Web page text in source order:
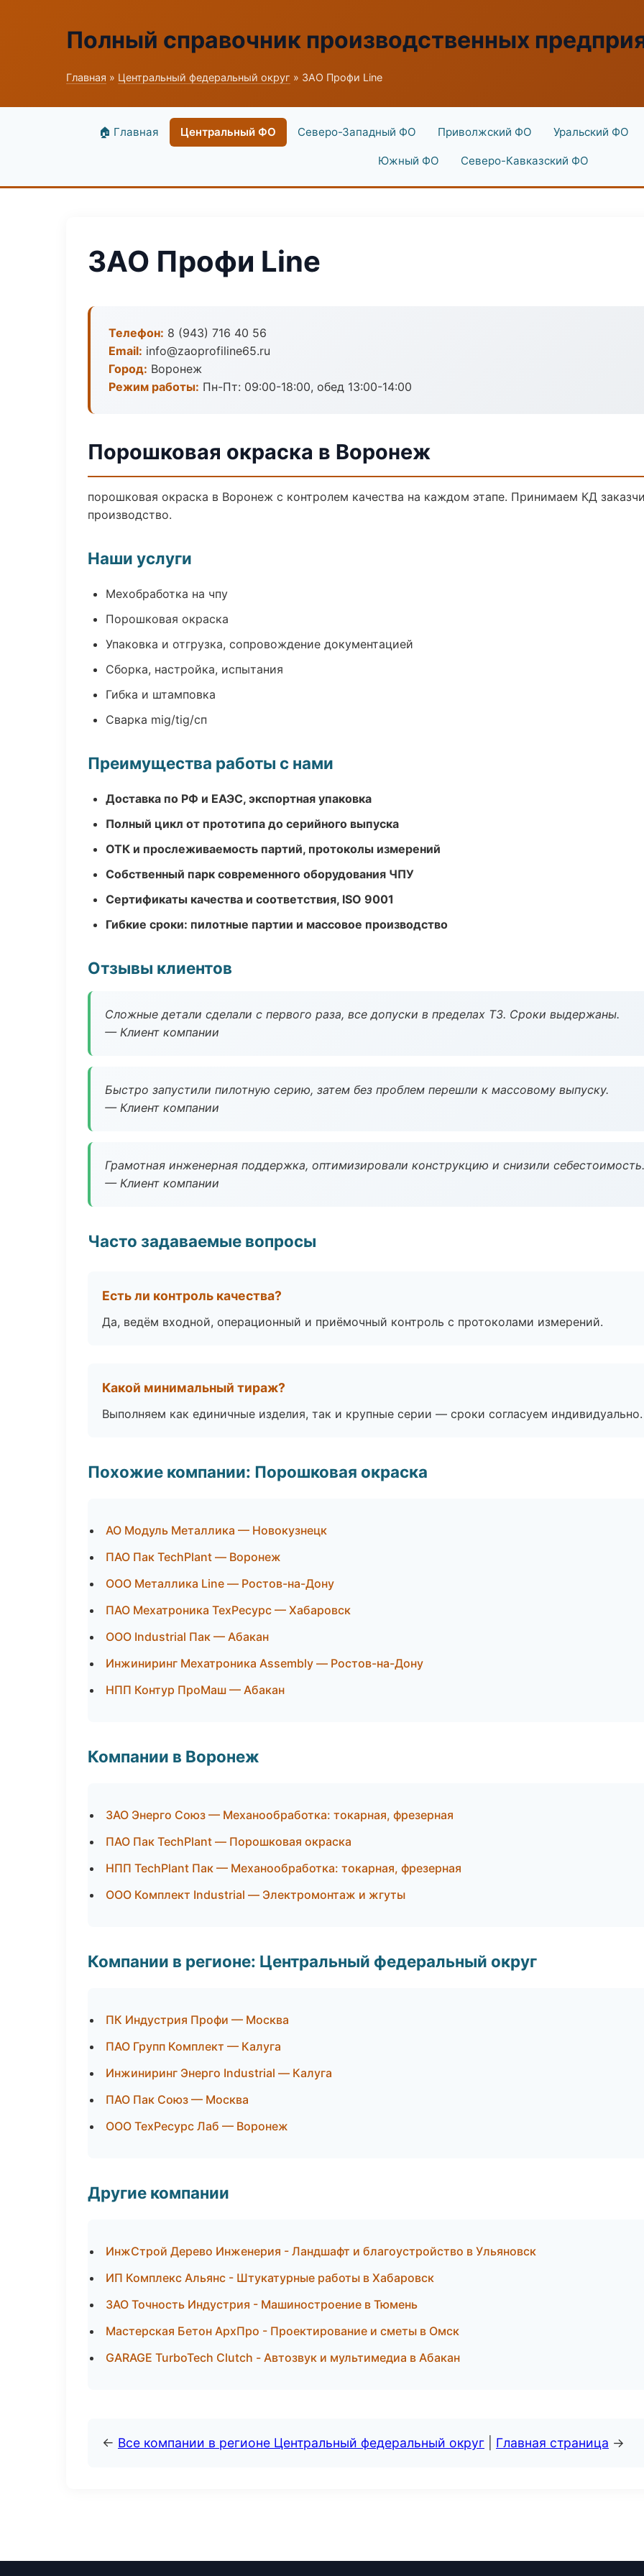
Полный справочник производственных
Главная » Центральный федеральный округ » ЗАО Профи Line
🏠 Главная Центральный ФО Северо-Западный ФО Приволжский ФО Уральский ФО
Южный ФО Северо-Кавказский ФО
ЗАО Профи Line
Телефон: 8 (943) 716 40 56
Email: info@zaoprofiline65.ru
Город: Воронеж
Режим работы: Пн-Пт: 09:00-18:00, обед 13:00-14:00
Порошковая окраска в Воронеж
порошковая окраска в Воронеж с контролем качества на каждом этапе. Принимаем КД
производство.
Наши услуги
Мехобработка на чпу
Порошковая окраска
Упаковка и отгрузка, сопровождение документацией
Сборка, настройка, испытания
Гибка и штамповка
Сварка mig/tig/сп
Преимущества работы с нами
Доставка по РФ и ЕАЭС, экспортная упаковка
Полный цикл от прототипа до серийного выпуска
ОТК и прослеживаемость партий, протоколы измерений
Собственный парк современного оборудования ЧПУ
Сертификаты качества и соответствия, ISO 9001
Гибкие сроки: пилотные партии и массовое производство
Отзывы клиентов
Сложные детали сделали с первого раза, все допуски в пределах ТЗ. Сроки выдержаны.
— Клиент компании
Быстро запустили пилотную серию, затем без проблем перешли к массовому выпуску.
— Клиент компании
Грамотная инженерная поддержка, оптимизировали конструкцию и снизили себестоимость.
— Клиент компании
Часто задаваемые вопросы
Есть ли контроль качества?
Да, ведём входной, операционный и приёмочный контроль с протоколами измерений.
Какой минимальный тираж?
Выполняем как единичные изделия, так и крупные серии — сроки согласуем индивидуально.
Похожие компании: Порошковая окраска
АО Модуль Металлика — Новокузнецк
ПАО Пак TechPlant — Воронеж
ООО Металлика Line — Ростов-на-Дону
ПАО Мехатроника ТехРесурс — Хабаровск
ООО Industrial Пак — Абакан
Инжиниринг Мехатроника Assembly — Ростов-на-Дону
НПП Контур ПроМаш — Абакан
Компании в Воронеж
ЗАО Энерго Союз — Механообработка: токарная, фрезерная
ПАО Пак TechPlant — Порошковая окраска
НПП TechPlant Пак — Механообработка: токарная, фрезерная
ООО Комплект Industrial — Электромонтаж и жгуты
Компании в регионе: Центральный федеральный округ
ПК Индустрия Профи — Москва
ПАО Групп Комплект — Калуга
Инжиниринг Энерго Industrial — Калуга
ПАО Пак Союз — Москва
ООО ТехРесурс Лаб — Воронеж
Другие компании
ИнжСтрой Дерево Инженерия - Ландшафт и благоустройство в Ульяновск
ИП Комплекс Альянс - Штукатурные работы в Хабаровск
ЗАО Точность Индустрия - Машиностроение в Тюмень
Мастерская Бетон АрхПро - Проектирование и сметы в Омск
GARAGE TurboTech Clutch - Автозвук и мультимедиа в Абакан
← Все компании в регионе Центральный федеральный округ Главная страница →